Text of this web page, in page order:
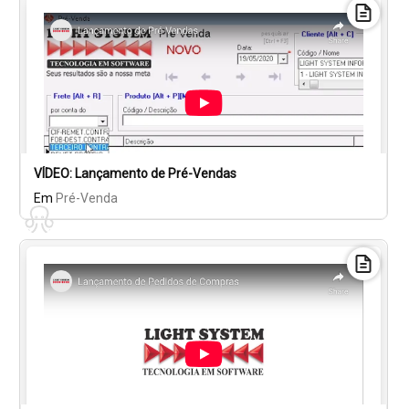
VÍDEO: Lançamento de Pré-Vendas
Em Pré-Venda